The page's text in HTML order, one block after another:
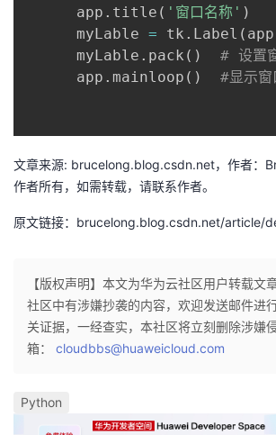
的
我
坛
圈
子
的
直
我
的
我
      app
. title ( '窗口名称' )
      myLable
= tk . Label ( app
      myLable
. pack ( )
# 设置
      app
. mainloop ( ) #显示窗
文章来源: brucelong.blog.csdn.net，作者：
作者所有，如需转载，请联系作者。
原文链接：brucelong.blog.csdn.net/article/
【版权声明】本文为华为云社区用户转载文
社区中有涉嫌抄袭的内容，欢迎发送邮件进
关证据，一经查实，本社区将立刻删除涉嫌
箱： cloudbbs@huaweicloud.com
Python